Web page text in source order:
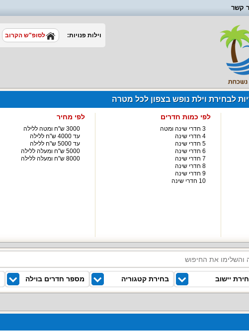
קשר
וילות פנויות: לסופ"ש הקרוב
לבחירת וילת נופש בצפון לכל מטרה
לפי כמות חדרים
3 חדרי שינה ומטה
4 חדרי שינה
5 חדרי שינה
6 חדרי שינה
7 חדרי שינה
8 חדרי שינה
9 חדרי שינה
10 חדרי שינה
לפי מחיר
3000 ש"ח ומטה ללילה
עד 4000 ש"ח ללילה
עד 5000 ש"ח ללילה
5000 ש"ח ומעלה ללילה
8000 ש"ח ומעלה ללילה
יישוב בחירת קטגוריה מספר חדרים בוילה